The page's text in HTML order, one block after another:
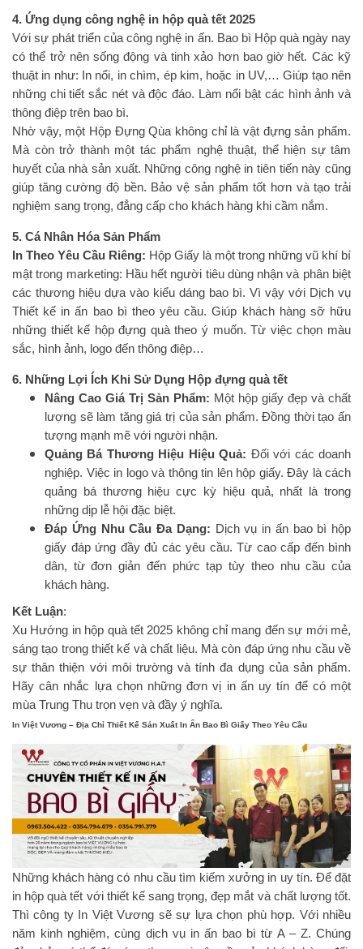
4. Ứng dụng công nghệ in hộp quà tết 2025
Với sự phát triển của công nghệ in ấn. Bao bì Hộp quà ngày nay
có thể trở nên sống động và tinh xảo hơn bao giờ hết. Các kỹ
thuật in như: In nổi, in chìm, ép kim, hoặc in UV,… Giúp tạo nên
những chi tiết sắc nét và độc đáo. Làm nổi bật các hình ảnh và
thông điệp trên bao bì.
Nhờ vậy, một Hộp Đựng Qùa không chỉ là vật đựng sản phẩm.
Mà còn trở thành một tác phẩm nghệ thuật, thể hiện sự tâm
huyết của nhà sản xuất. Những công nghệ in tiên tiến này cũng
giúp tăng cường độ bền. Bảo vệ sản phẩm tốt hơn và tạo trải
nghiệm sang trọng, đẳng cấp cho khách hàng khi cầm nắm.
5. Cá Nhân Hóa Sản Phẩm
In Theo Yêu Cầu Riêng: Hộp Giấy là một trong những vũ khí bí
mật trong marketing: Hầu hết người tiêu dùng nhận và phân biệt
các thương hiệu dựa vào kiểu dáng bao bì. Vì vậy với Dịch vụ
Thiết kế in ấn bao bì theo yêu cầu. Giúp khách hàng sỡ hữu
những thiết kế hộp đựng quà theo ý muốn. Từ việc chọn màu
sắc, hình ảnh, logo đến thông điệp…
6. Những Lợi Ích Khi Sử Dụng Hộp đựng quà tết
Nâng Cao Giá Trị Sản Phẩm: Một hộp giấy đẹp và chất
lượng sẽ làm tăng giá trị của sản phẩm. Đồng thời tạo ấn
tượng mạnh mẽ với người nhận.
Quảng Bá Thương Hiệu Hiệu Quả: Đối với các doanh
nghiệp. Việc in logo và thông tin lên hộp giấy. Đây là cách
quảng bá thương hiệu cực kỳ hiệu quả, nhất là trong
những dịp lễ hội đặc biệt.
Đáp Ứng Nhu Cầu Đa Dạng: Dịch vụ in ấn bao bì hộp
giấy đáp ứng đầy đủ các yêu cầu. Từ cao cấp đến bình
dân, từ đơn giản đến phức tạp tùy theo nhu cầu của
khách hàng.
Kết Luận:
Xu Hướng in hộp quà tết 2025 không chỉ mang đến sự mới mẻ,
sáng tạo trong thiết kế và chất liệu. Mà còn đáp ứng nhu cầu về
sự thân thiện với môi trường và tính đa dụng của sản phẩm.
Hãy cân nhắc lựa chọn những đơn vị in ấn uy tín để có một
mùa Trung Thu trọn vẹn và đầy ý nghĩa.
In Việt Vương – Địa Chỉ Thiết Kế Sản Xuất In Ấn Bao Bì Giấy Theo Yêu Cầu
Những khách hàng có nhu cầu tìm kiếm xưởng in uy tín. Để đặt
in hộp quà tết với thiết kế sang trọng, đẹp mắt và chất lượng tốt.
Thì công ty In Việt Vương sẽ sự lựa chọn phù hợp. Với nhiều
năm kinh nghiệm, cùng dịch vụ in ấn bao bì từ A – Z. Chúng